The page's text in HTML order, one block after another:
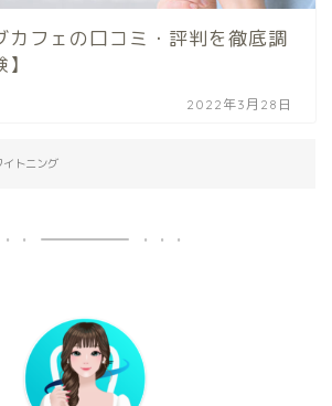
カフェの口コミ・評判を徹底調
2022年3月28日
イトニング